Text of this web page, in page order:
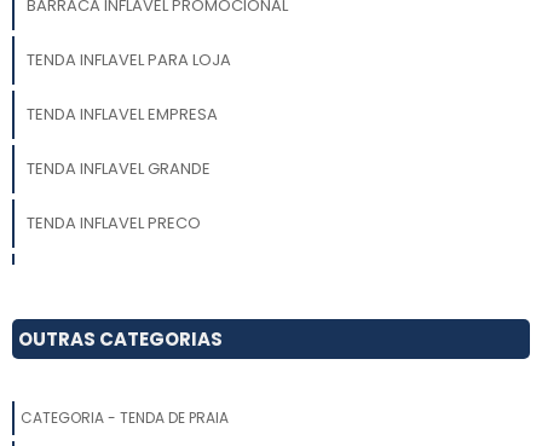
BARRACA INFLAVEL PROMOCIONAL
TENDA INFLAVEL PARA LOJA
TENDA INFLAVEL EMPRESA
TENDA INFLAVEL GRANDE
TENDA INFLAVEL PRECO
BARRACA INFLAVEL EVENTO
OUTRAS CATEGORIAS
CATEGORIA - TENDA DE PRAIA